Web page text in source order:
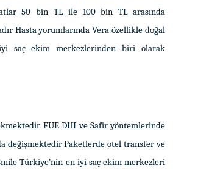
50 bin TL ile 100 bin TL arasında
Hasta yorumlarında Vera özellikle doğal
iyi saç ekim merkezlerinden biri olarak
FUE DHI ve Safir yöntemlerinde
değişmektedir Paketlerde otel transfer ve
Türkiye’nin en iyi saç ekim merkezleri